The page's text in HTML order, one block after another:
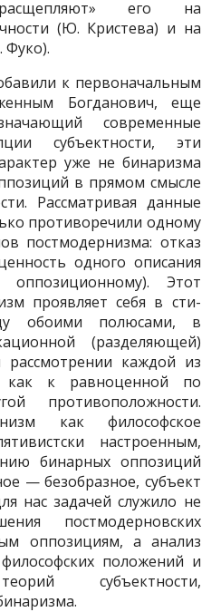
его на
(Ю. Кристева) и на
Фуко).
к первоначальным
Богданович, еще
современные
субъектности, эти
уже не бинаризма
в прямом смысле
Рас­сматривая данные
противо­речили одному
постмодер­низма: отказ
одного описания
оппозиционному). Этот
проявляет себя в сти­
обоими полюсами, в
(разделяющей)
каждой из
как к равноценной по
противо­положности.
как философ­ское
настроенным,
бинарных оппозиций
— безобразное, субъект
нас задачей служило не
постмодерновских
оппозициям, а анализ
положений и
субъектности,